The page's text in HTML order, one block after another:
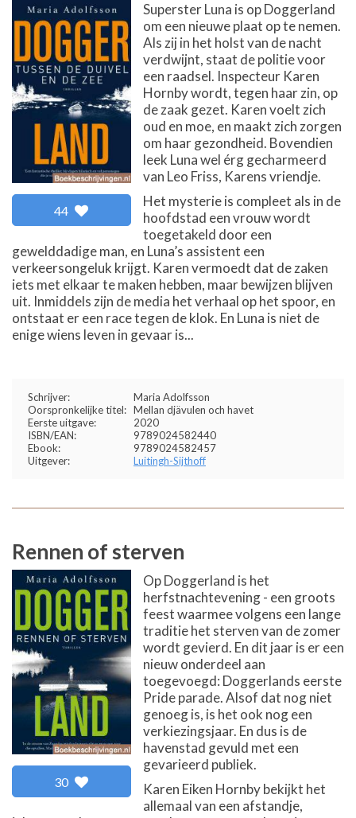
44
Superster Luna is op Doggerland
om een nieuwe plaat op te nemen.
Als zij in het holst van de nacht
verdwijnt, staat de politie voor
een raadsel. Inspecteur Karen
Hornby wordt, tegen haar zin, op
de zaak gezet. Karen voelt zich
oud en moe, en maakt zich zorgen
om haar gezondheid. Bovendien
leek Luna wel érg gecharmeerd
van Leo Friss, Karens vriendje.
Het mysterie is compleet als in de
hoofdstad een vrouw wordt
toegetakeld door een
gewelddadige man, en Luna’s assistent een
verkeersongeluk krijgt. Karen vermoedt dat de zaken
iets met elkaar te maken hebben, maar bewijzen blijven
uit. Inmiddels zijn de media het verhaal op het spoor, en
ontstaat er een race tegen de klok. En Luna is niet de
enige wiens leven in gevaar is...
Schrijver:
Maria Adolfsson
Oorspronkelijke titel: Mellan djävulen och havet
Eerste uitgave:
2020
ISBN/EAN:
9789024582440
Ebook:
9789024582457
Uitgever:
Luitingh-Sijthoff
Rennen of sterven
30
Op Doggerland is het
herfstnachtevening - een groots
feest waarmee volgens een lange
traditie het sterven van de zomer
wordt gevierd. En dit jaar is er een
nieuw onderdeel aan
toegevoegd: Doggerlands eerste
Pride parade. Alsof dat nog niet
genoeg is, is het ook nog een
verkiezingsjaar. En dus is de
havenstad gevuld met een
gevarieerd publiek.
Karen Eiken Hornby bekijkt het
allemaal van een afstandje,